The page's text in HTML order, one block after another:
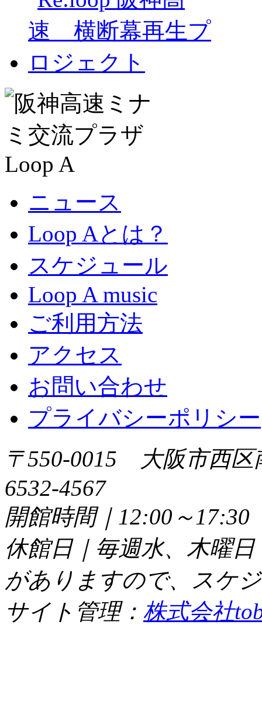
ニュース
Loop Aとは？
スケジュール
Loop A music
ご利用方法
アクセス
お問い合わせ
プライバシーポリシー
〒550-0015 大阪市西
6532-4567
開館時間｜12:00～
休館日｜毎週水、木曜
がありますので、スケ
サイト管理： 株式会社